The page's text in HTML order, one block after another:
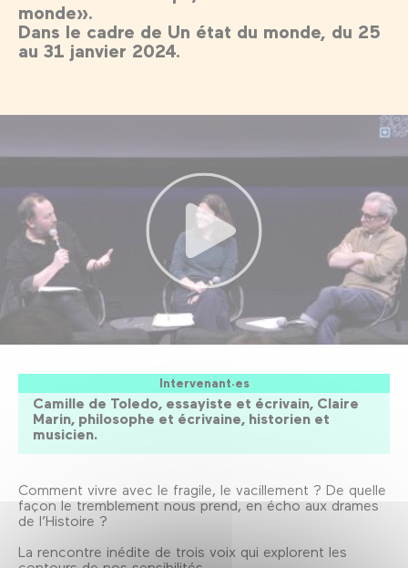
monde».
Dans le cadre de Un état du monde, du 25
au 31 janvier 2024.
Intervenant·es
Camille de Toledo, essayiste et écrivain, Claire
Marin, philosophe et écrivaine, historien et
musicien.
Comment vivre avec le fragile, le vacillement ? De quelle
façon le tremblement nous prend, en écho aux drames
de l’Histoire ?
La rencontre inédite de trois voix qui explorent les